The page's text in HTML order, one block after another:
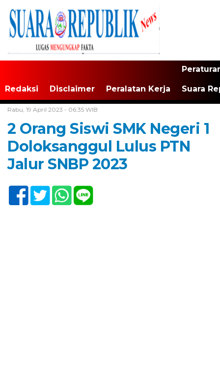
Redaksi Disclaimer Peralatan Kerja Suara
Rabu, 19 April 2023 - 06:35 WIB
2 Orang Siswi SMK Negeri 1
Doloksanggul Lulus PTN
Jalur SNBP 2023